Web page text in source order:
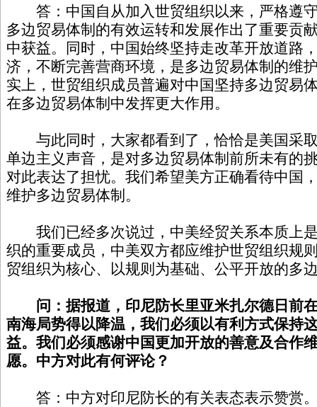
答：中国自从加入世贸组织以来，严格遵
多边贸易体制的有效运转和发展作出了重要贡
中获益。同时，中国始终坚持走改革开放道路
济，不断完善营商环境，是多边贸易体制的维
实上，世贸组织成员普遍对中国坚持多边贸易
在多边贸易体制中发挥更大作用。
与此同时，大家都看到了，恰恰是美国采
单边主义声音，是对多边贸易体制前所未有的
对此表达了担忧。我们希望美方正确看待中国
维护多边贸易体制。
我们已经多次说过，中美经贸关系本质上
织的重要成员，中美双方都应维护世贸组织规
贸组织为核心、以规则为基础、公平开放的多
问：据报道，印尼防长里亚米扎尔德日前
南海局势得以降温，我们必须以有利方式保持
益。我们必须感谢中国更加开放的善意及合作
愿。中方对此有何评论？
答：中方对印尼防长的有关表态表示赞赏。